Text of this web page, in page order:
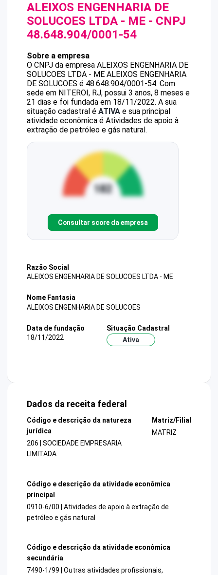
ALEIXOS ENGENHARIA DE
SOLUCOES LTDA - ME - CNPJ
48.648.904/0001-54
Sobre a empresa
O CNPJ da empresa ALEIXOS ENGENHARIA DE
SOLUCOES LTDA - ME ALEIXOS ENGENHARIA
DE SOLUCOES é 48.648.904/0001-54. Com
sede em NITEROI, RJ, possui 3 anos, 8 meses e
21 dias e foi fundada em 18/11/2022. A sua
situação cadastral é ATIVA e sua principal
atividade econômica é Atividades de apoio à
extração de petróleo e gás natural.
Consultar score da empresa
Razão Social
ALEIXOS ENGENHARIA DE SOLUCOES LTDA - ME
Nome Fantasia
ALEIXOS ENGENHARIA DE SOLUCOES
Data de fundação
18/11/2022
Situação Cadastral
Ativa
Dados da receita federal
Código e descrição da natureza
jurídica
206 | SOCIEDADE EMPRESARIA
LIMITADA
Matriz/Filial
MATRIZ
Código e descrição da atividade econômica
principal
0910-6/00 | Atividades de apoio à extração de
petróleo e gás natural
Código e descrição da atividade econômica
secundária
7490-1/99 | Outras atividades profissionais,